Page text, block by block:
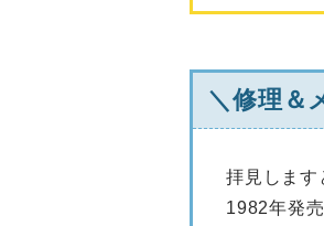
＼修理＆
拝見します
1982年発